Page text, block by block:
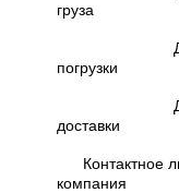
груза
погрузки
доставки
Контактное
компания